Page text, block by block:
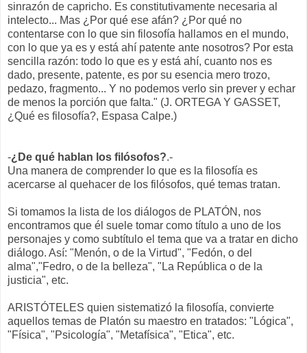
sinrazón de capricho. Es constitutivamente necesaria al
intelecto... Mas ¿Por qué ese afán? ¿Por qué no
contentarse con lo que sin filosofía hallamos en el mundo,
con lo que ya es y está ahí patente ante nosotros? Por esta
sencilla razón: todo lo que es y está ahí, cuanto nos es
dado, presente, patente, es por su esencia mero trozo,
pedazo, fragmento... Y no podemos verlo sin prever y echar
de menos la porción que falta." (J. ORTEGA Y GASSET,
¿Qué es filosofía?, Espasa Calpe.)
-¿De qué hablan los filósofos?.-
Una manera de comprender lo que es la filosofía es
acercarse al quehacer de los filósofos, qué temas tratan.
Si tomamos la lista de los diálogos de PLATÓN, nos
encontramos que él suele tomar como título a uno de los
personajes y como subtítulo el tema que va a tratar en dicho
diálogo. Así: "Menón, o de la Virtud", "Fedón, o del
alma","Fedro, o de la belleza", "La República o de la
justicia", etc.
ARISTÓTELES quien sistematizó la filosofía, convierte
aquellos temas de Platón su maestro en tratados: "Lógica",
"Física", "Psicología", "Metafísica", "Etica", etc.